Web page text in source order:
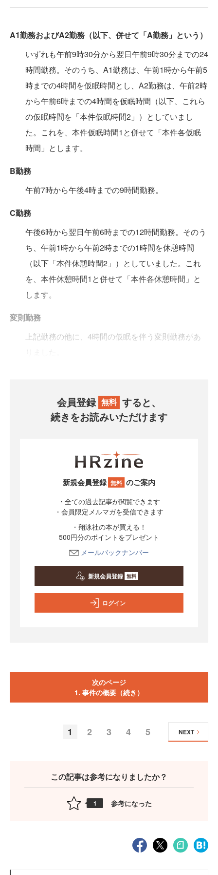
A1勤務およびA2勤務（以下、併せて「A勤務」という）
いずれも午前9時30分から翌日午前9時30分までの24
時間勤務。そのうち、A1勤務は、午前1時から午前5
時までの4時間を仮眠時間とし、A2勤務は、午前2時
から午前6時までの4時間を仮眠時間（以下、これら
の仮眠時間を「本件仮眠時間2」）としていまし
た。これを、本件仮眠時間1と併せて「本件各仮眠
時間」とします。
B勤務
午前7時から午後4時までの9時間勤務。
C勤務
午後6時から翌日午前6時までの12時間勤務。そのう
ち、午前1時から午前2時までの1時間を休憩時間
（以下「本件休憩時間2」）としていました。これ
を、本件休憩時間1と併せて「本件各休憩時間」と
します。
変則勤務
上記勤務の他に、4時間の仮眠を伴う変則勤務があ
会員登録 無料 すると、
続きをお読みいただけます
新規会員登録 無料 のご案内
・全ての過去記事が閲覧できます
・会員限定メルマガを受信できます
・翔泳社の本が買える！
500円分のポイントをプレゼント
メールバックナンバー
新規会員登録 無料
ログイン
次のページ
1. 事件の概要（続き）
1 2 3 4 5 NEXT
この記事は参考になりましたか？
1 参考になった